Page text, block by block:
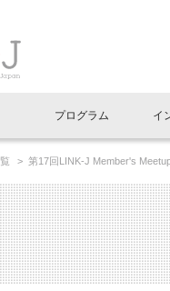
ール登録
特別会員開
出展・参加
プログラム イ
ム一覧
ュー プレスリリ
海外関連
ら
第17回LINK-J Member's